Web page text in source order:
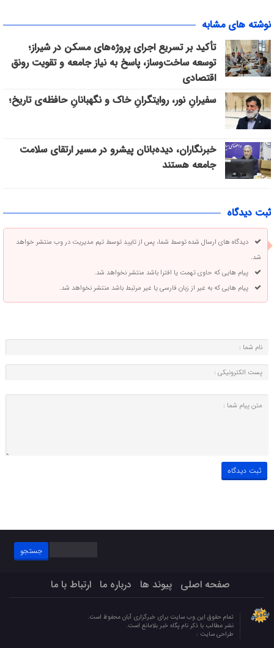
نوشته های مشابه
تأکید بر تسریع اجرای پروژه‌های مسکن در شیراز؛
توسعه ساخت‌وساز، پاسخ به نیاز جامعه و تقویت رونق
اقتصادی
سفیرانِ نور، روایتگرانِ خاک و نگهبانانِ حافظه‌ی تاریخ؛
خبرنگاران، دیده‌بانان پیشرو در مسیر ارتقای سلامت
جامعه هستند
ثبت دیدگاه
دیدگاه های ارسال شده توسط شما، پس از تایید توسط تیم مدیریت در وب منتشر خواهد
شد.
پیام هایی که حاوی تهمت یا افترا باشد منتشر نخواهد شد.
پیام هایی که به غیر از زبان فارسی یا غیر مرتبط باشد منتشر نخواهد شد.
جستجو
برای:
صفحه اصلی پیوند ها درباره ما ارتباط با ما
تمام حقوق این وب سایت برای خبرگزاری آبان محفوظ است.
نشر مطالب با ذکر نام پگاه خبر بلامانع است.
طراحی سایت :